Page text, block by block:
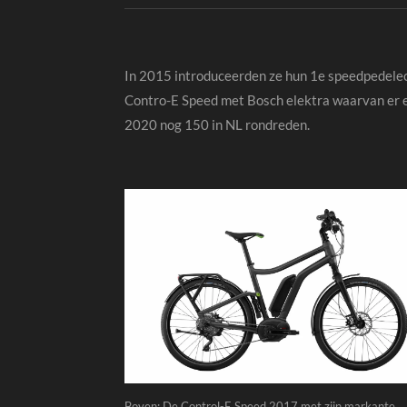
In 2015 introduceerden ze hun 1e
Contro-E Speed met Bosch elektra waarvan er
2020 nog 150 in NL rondreden.